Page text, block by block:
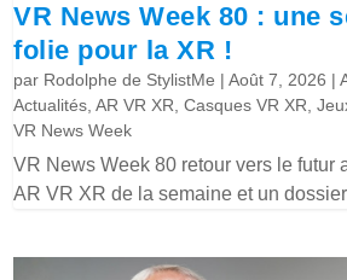
VR News Week 80 : une
folie pour la XR !
par Rodolphe de StylistMe |Août 7, 2026 |
Actualités,AR VR XR,Casques VR XR,
VR News Week
VR News Week 80 retour vers le futur
AR VR XR de la semaine et un